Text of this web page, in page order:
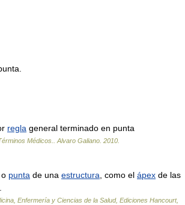
regla general terminado en punta
Médicos. Alvaro Galiano 2010
o punta de una estructura , como el ápex de las
Enfermería y Ciencias de la Salud, Ediciones Hancourt,